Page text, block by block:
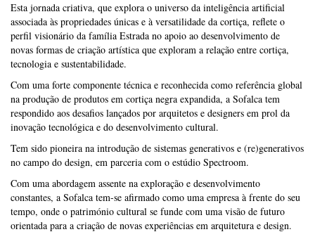
Esta jornada criativa, que explora o universo da inteligência artificial
associada às propriedades únicas e à versatilidade da cortiça, reflete o
perfil visionário da família Estrada no apoio ao desenvolvimento de
novas formas de criação artística que exploram a relação entre cortiça,
tecnologia e sustentabilidade.
Com uma forte componente técnica e reconhecida como referência global
na produção de produtos em cortiça negra expandida, a Sofalca tem
respondido aos desafios lançados por arquitetos e designers em prol da
inovação tecnológica e do desenvolvimento cultural.
Tem sido pioneira na introdução de sistemas generativos e (re)generativos
no campo do design, em parceria com o estúdio Spectroom.
Com uma abordagem assente na exploração e desenvolvimento
constantes, a Sofalca tem-se afirmado como uma empresa à frente do seu
tempo, onde o património cultural se funde com uma visão de futuro
orientada para a criação de novas experiências em arquitetura e design.